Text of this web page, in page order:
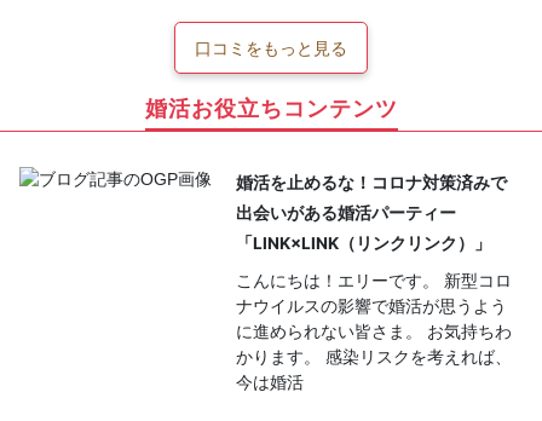
口コミをもっと見る
婚活お役立ちコンテンツ
婚活を止めるな！コロナ対策済みで
出会いがある婚活パーティー
「LINK×LINK（リンクリンク）」
こんにちは！エリーです。 新型コロ
ナウイルスの影響で婚活が思うよう
に進められない皆さま。 お気持ちわ
かります。 感染リスクを考えれば、
今は婚活